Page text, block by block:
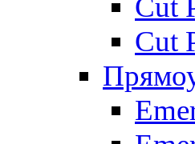
Cut
Cut